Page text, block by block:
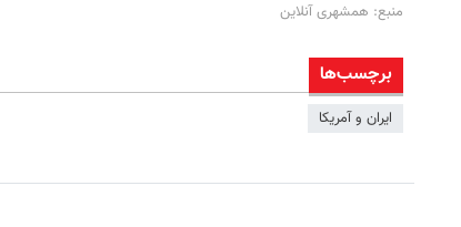
منبع: همشهری آنلاین
برچسب‌ها
ایران و آمریکا